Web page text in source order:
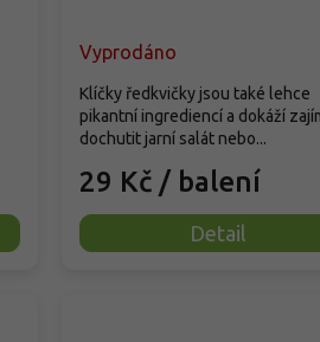
Vyprodáno
29 Kč / balení
Detail
Klíčky ředkvičky jsou také lehce
pikantní ingrediencí a dokáží
dochutit jarní salát nebo...